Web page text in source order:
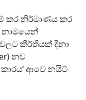
කර නිර්මාණය කර
නාමයෙන්
කීර්තියක් දිනා
නව
ආවෙ නයිට්